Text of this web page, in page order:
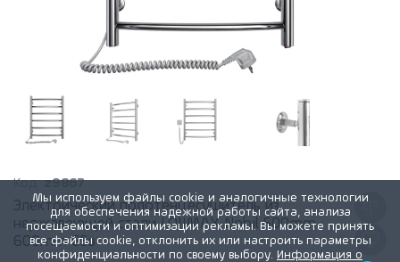
Код:z9867
Электрический полотенцесушитель из
нержавеющей стали LOJIMAX Nobil 500mm.
600mm 65в
Мы используем файлы cookie и аналогичные технологии
для обеспечения надежной работы сайта, анализа
посещаемости и оптимизации рекламы. Вы можете принять
все файлы cookie, отклонить их или настроить параметры
конфиденциальности по своему выбору. Информация о